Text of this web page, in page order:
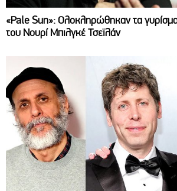
«Pale Sun»: Ολοκληρώθηκαν τα
του Νουρί Μπιλγκέ Τσεϊλάν